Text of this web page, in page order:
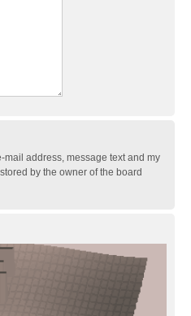
mail address, message text and my
by the owner of the board